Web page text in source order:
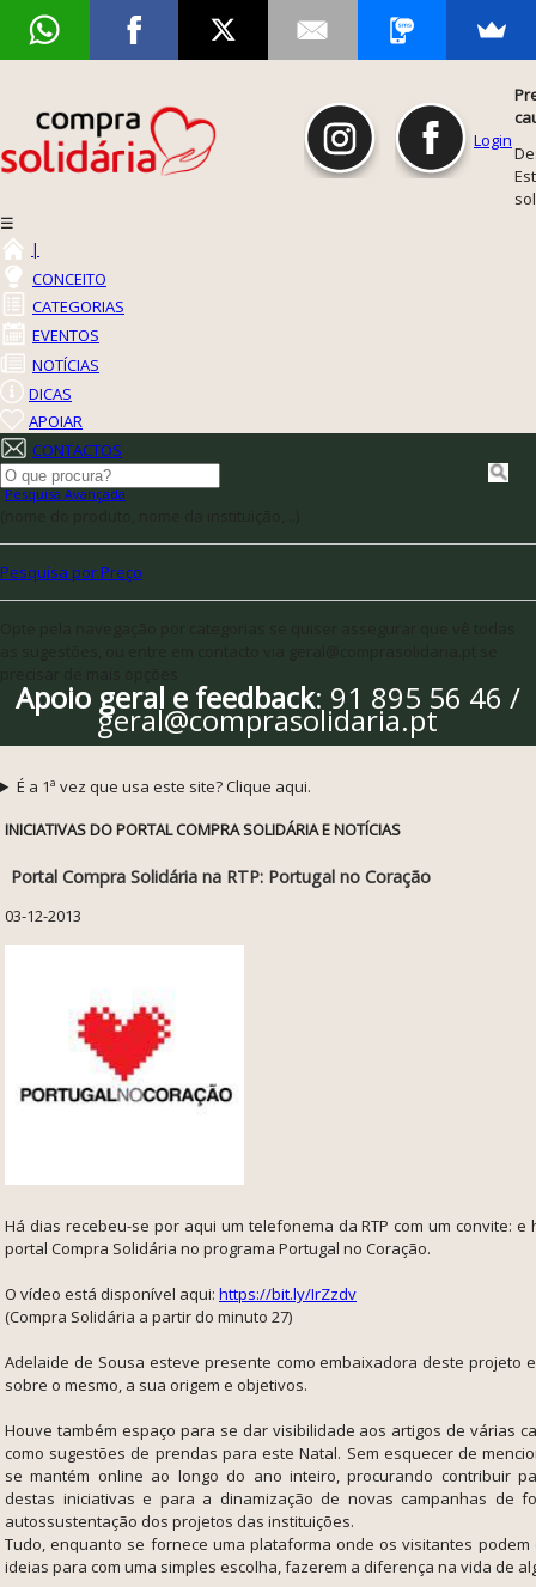
Login
☰
|
CONCEITO
CATEGORIAS
EVENTOS
NOTÍCIAS
DICAS
APOIAR
CONTACTOS
Pesquisa Avançada
Pesquisa por Preço
Apoio geral e feedback: 91 895 56 46 /
geral@comprasolidaria.pt
É a 1ª vez que usa este site? Clique aqui.
INICIATIVAS DO PORTAL COMPRA SOLIDÁRIA E NOTÍCIAS
Portal Compra Solidária na RTP: Portugal no Coração
03-12-2013
Há dias recebeu-se por aqui um telefonema da RTP com um convite: e
portal Compra Solidária no programa Portugal no Coração.
O vídeo está disponível aqui: https://bit.ly/IrZzdv
(Compra Solidária a partir do minuto 27)
Adelaide de Sousa esteve presente como embaixadora deste projeto
sobre o mesmo, a sua origem e objetivos.
Houve também espaço para se dar visibilidade aos artigos de várias
como sugestões de prendas para este Natal. Sem esquecer de
se mantém online ao longo do ano inteiro, procurando contribuir
destas iniciativas e para a dinamização de novas campanhas de
autossustentação dos projetos das instituições.
Tudo, enquanto se fornece uma plataforma onde os visitantes
ideias para com uma simples escolha, fazerem a diferença na vida de